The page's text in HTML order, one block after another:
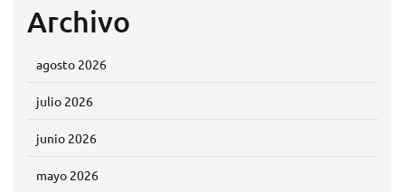
Archivo
agosto 2026
julio 2026
junio 2026
mayo 2026